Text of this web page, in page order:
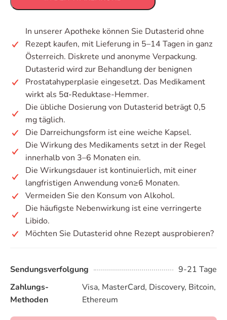
In unserer Apotheke können Sie Dutasterid ohne
Rezept kaufen, mit Lieferung in 5–14 Tagen in ganz
Österreich. Diskrete und anonyme Verpackung.
Dutasterid wird zur Behandlung der benignen
Prostatahyperplasie eingesetzt. Das Medikament
wirkt als 5α-Reduktase-Hemmer.
Die übliche Dosierung von Dutasterid beträgt 0,5
mg täglich.
Die Darreichungsform ist eine weiche Kapsel.
Die Wirkung des Medikaments setzt in der Regel
innerhalb von 3–6 Monaten ein.
Die Wirkungsdauer ist kontinuierlich, mit einer
langfristigen Anwendung von≥6 Monaten.
Vermeiden Sie den Konsum von Alkohol.
Die häufigste Nebenwirkung ist eine verringerte
Libido.
Möchten Sie Dutasterid ohne Rezept ausprobieren?
Sendungsverfolgung
9-21 Tage
Zahlungs-
Methoden
Visa, MasterCard, Discovery, Bitcoin,
Ethereum